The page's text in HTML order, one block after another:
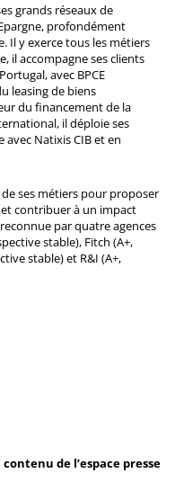
grands réseaux de
profondément
Il y exerce tous les métiers
il accompagne ses clients
avec BPCE
leasing de biens
du financement de la
il déploie ses
Natixis CIB et en
de ses métiers pour proposer
et contribuer à un impact
par quatre agences
stable), Fitch (A+,
stable) et R&I (A+,
de l’espace presse